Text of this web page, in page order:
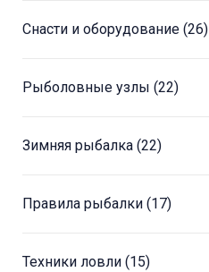
Снасти и оборудование (26)
Рыболовные узлы (22)
Зимняя рыбалка (22)
Правила рыбалки (17)
Техники ловли (15)